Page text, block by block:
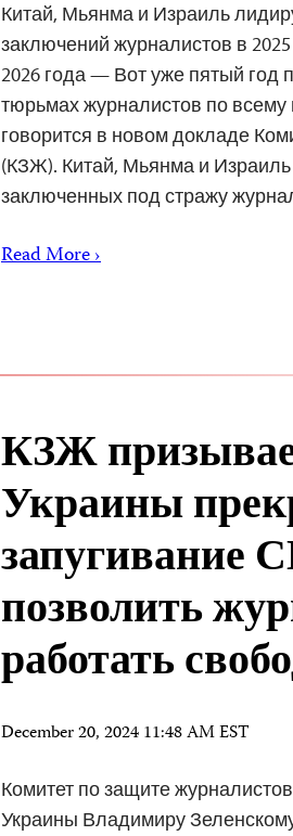
Китай, Мьянма и Израиль
заключений журналистов в
2026 года — Вот уже пятый год
тюрьмах журналистов по
говорится в новом докладе
(КЗЖ). Китай, Мьянма и
заключенных под стражу
Read More ›
КЗЖ
Украины
запугивание
позволить
работать
December 20, 2024 11:48 AM EST
Комитет по защите
Украины Владимиру